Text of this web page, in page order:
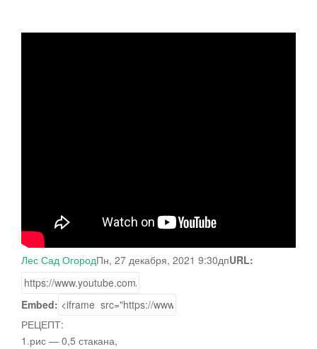
Лес Сад ОгородПн, 27 декабря, 2021 9:30дпURL:
Embed:
РЕЦЕПТ:
1.рис — 0,5 стакана,